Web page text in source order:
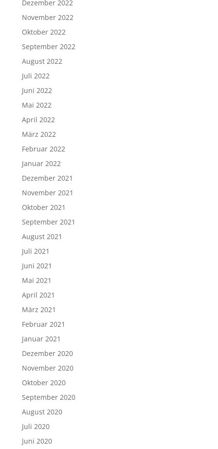
Dezember 2022
November 2022
Oktober 2022
September 2022
August 2022
Juli 2022
Juni 2022
Mai 2022
April 2022
März 2022
Februar 2022
Januar 2022
Dezember 2021
November 2021
Oktober 2021
September 2021
August 2021
Juli 2021
Juni 2021
Mai 2021
April 2021
März 2021
Februar 2021
Januar 2021
Dezember 2020
November 2020
Oktober 2020
September 2020
August 2020
Juli 2020
Juni 2020